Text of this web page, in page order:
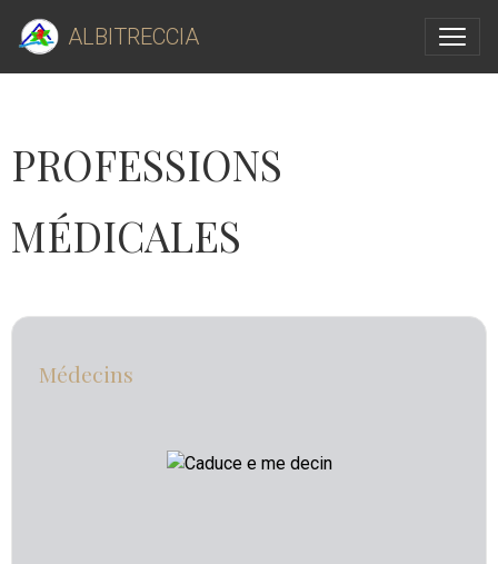
ALBITRECCIA
PROFESSIONS
MÉDICALES
Médecins